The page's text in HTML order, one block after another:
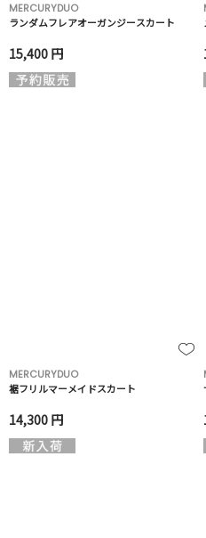
MERCURYDUO
ランダムフレアオーガンジースカート
15,400 円
MERCURYDUO
裾フリルマーメイドスカート
14,300 円